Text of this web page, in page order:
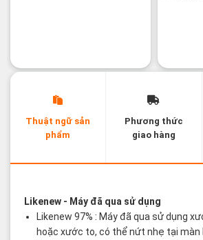
Thuật ngữ sản
phẩm
Phương thức
giao hàng
Likenew- Máy đã qua sử dụng
Likenew 97% : Máy đã qua sử dụng
hoặc xước to, có thể nứt nhẹ tại màn